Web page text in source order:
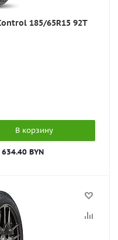
185/65R15 92T
В корзину
634.40 BYN